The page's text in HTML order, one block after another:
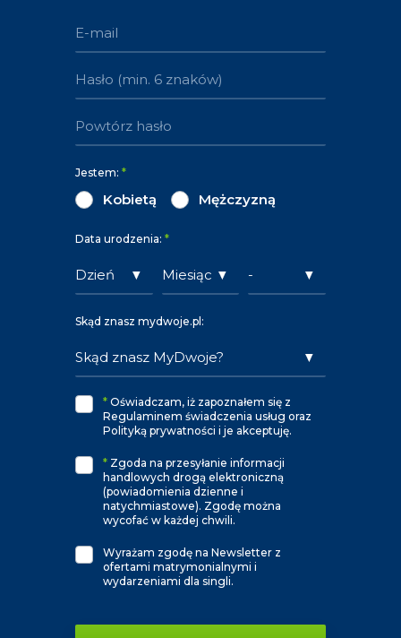
Jestem: *
Kobietą Mężczyzną
Data urodzenia: *
Skąd znasz mydwoje.pl:
* Oświadczam, iż zapoznałem się z
Regulaminem świadczenia usług oraz
Polityką prywatności i je akceptuję.
* Zgoda na przesyłanie informacji
handlowych drogą elektroniczną
(powiadomienia dzienne i
natychmiastowe). Zgodę można
wycofać w każdej chwili.
Wyrażam zgodę na Newsletter z
ofertami matrymonialnymi i
wydarzeniami dla singli.